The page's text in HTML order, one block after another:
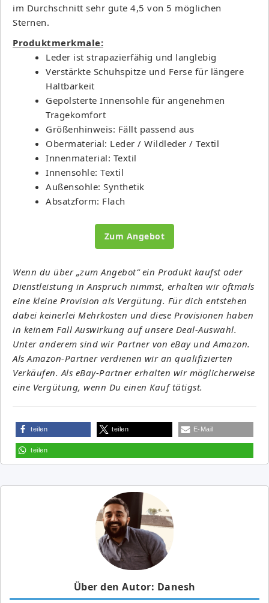
im Durchschnitt sehr gute 4,5 von 5 möglichen
Sternen.
Produktmerkmale:
Leder ist strapazierfähig und langlebig
Verstärkte Schuhspitze und Ferse für längere
Haltbarkeit
Gepolsterte Innensohle für angenehmen
Tragekomfort
Größenhinweis: Fällt passend aus
Obermaterial: Leder / Wildleder / Textil
Innenmaterial: Textil
Innensohle: Textil
Außensohle: Synthetik
Absatzform: Flach
Zum Angebot
Wenn du über „zum Angebot“ ein Produkt kaufst oder
Dienstleistung in Anspruch nimmst, erhalten wir oftmals
eine kleine Provision als Vergütung. Für dich entstehen
dabei keinerlei Mehrkosten und diese Provisionen haben
in keinem Fall Auswirkung auf unsere Deal-Auswahl.
Unter anderem sind wir Partner von eBay und Amazon.
Als Amazon-Partner verdienen wir an qualifizierten
Verkäufen. Als eBay-Partner erhalten wir möglicherweise
eine Vergütung, wenn Du einen Kauf tätigst.
teilen teilen E-Mail
teilen
Über den Autor: Danesh